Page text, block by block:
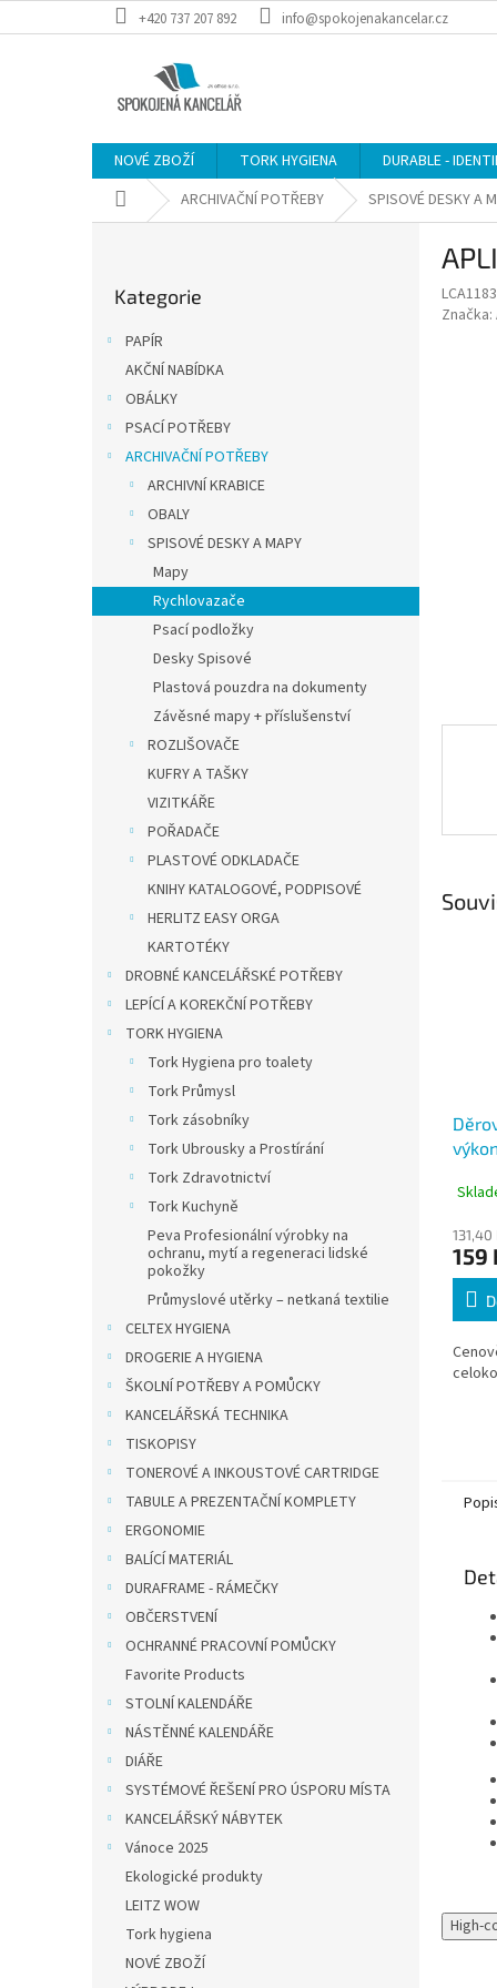
na
+420 737 207 892 info@spokojenakancelar.cz
NOVÉ ZBOŽÍ TORK HYGIENA DURABLE -
Domů ARCHIVAČNÍ POTŘEBY SPISOVÉ DESKY A
kategorie
Kategorie
PAPÍR
AKČNÍ NABÍDKA
OBÁLKY
PSACÍ POTŘEBY
ARCHIVAČNÍ POTŘEBY
ARCHIVNÍ KRABICE
OBALY
SPISOVÉ DESKY A MAPY
Mapy
Rychlovazače
Psací podložky
Desky Spisové
Plastová pouzdra na dokumenty
Závěsné mapy + příslušenství
ROZLIŠOVAČE
KUFRY A TAŠKY
VIZITKÁŘE
POŘADAČE
PLASTOVÉ ODKLADAČE
KNIHY KATALOGOVÉ, PODPISOVÉ
HERLITZ EASY ORGA
KARTOTÉKY
DROBNÉ KANCELÁŘSKÉ POTŘEBY
LEPÍCÍ A KOREKČNÍ POTŘEBY
TORK HYGIENA
Tork Hygiena pro toalety
Tork Průmysl
Tork zásobníky
Tork Ubrousky a Prostírání
Tork Zdravotnictví
Tork Kuchyně
Peva Profesionální výrobky na
ochranu, mytí a regeneraci lidské
pokožky
Průmyslové utěrky – netkaná textilie
CELTEX HYGIENA
DROGERIE A HYGIENA
ŠKOLNÍ POTŘEBY A POMŮCKY
KANCELÁŘSKÁ TECHNIKA
TISKOPISY
TONEROVÉ A INKOUSTOVÉ CARTRIDGE
TABULE A PREZENTAČNÍ KOMPLETY
ERGONOMIE
BALÍCÍ MATERIÁL
DURAFRAME - RÁMEČKY
OBČERSTVENÍ
OCHRANNÉ PRACOVNÍ POMŮCKY
Favorite Products
STOLNÍ KALENDÁŘE
NÁSTĚNNÉ KALENDÁŘE
DIÁŘE
SYSTÉMOVÉ ŘEŠENÍ PRO ÚSPORU MÍSTA
KANCELÁŘSKÝ NÁBYTEK
Vánoce 2025
Ekologické produkty
LEITZ WOW
Tork hygiena
NOVÉ ZBOŽÍ
Značka:
131,40
159
High-